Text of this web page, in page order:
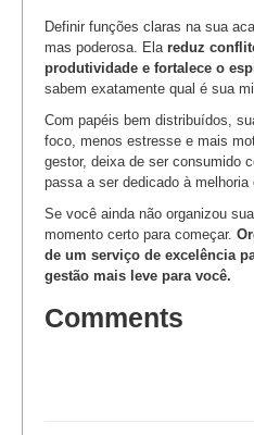
Definir funções claras na sua
mas poderosa. Ela reduz
produtividade e fortalece o
sabem exatamente qual é sua
Com papéis bem distribuídos,
foco, menos estresse e mais
gestor, deixa de ser consumido
passa a ser dedicado à melhoria
Se você ainda não organizou
momento certo para começar.
de um serviço de excelência
gestão mais leve para você.
Comments